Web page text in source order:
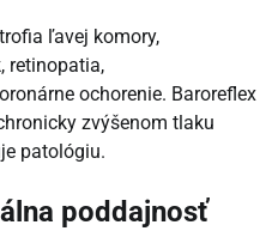
ľavej komory,
retinopatia,
ochorenie. Baroreflex
zvýšenom tlaku
patológiu.
poddajnosť